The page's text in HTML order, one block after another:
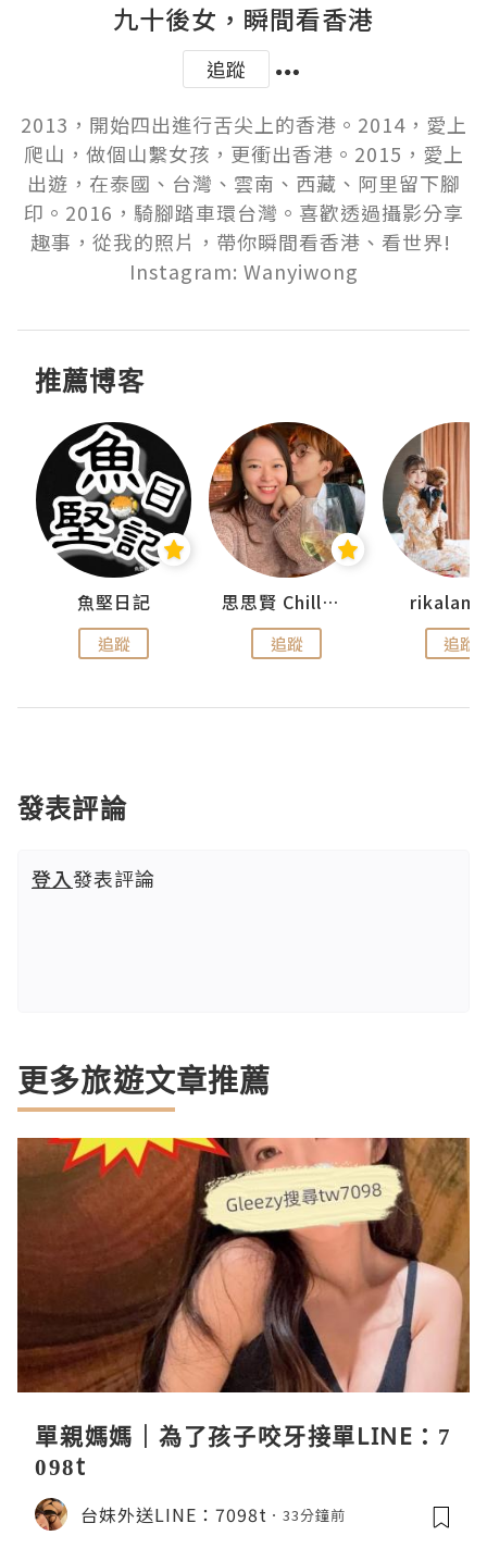
九十後女，瞬間看香港
追蹤
2013，開始四出進行舌尖上的香港。2014，愛上
爬山，做個山繫女孩，更衝出香港。2015，愛上
出遊，在泰國、台灣、雲南、西藏、阿里留下腳
印。2016，騎腳踏車環台灣。喜歡透過攝影分享
趣事，從我的照片，帶你瞬間看香港、看世界!
Instagram: Wanyiwong
推薦博客
魚堅日記
追蹤
思思賢 ChillMyBabe
追蹤 追蹤
發表評論
登入發表評論
更多旅遊文章推薦
單親媽媽｜為了孩子咬牙接單LINE：7
098t
台妹外送LINE：7098t 33分鐘前